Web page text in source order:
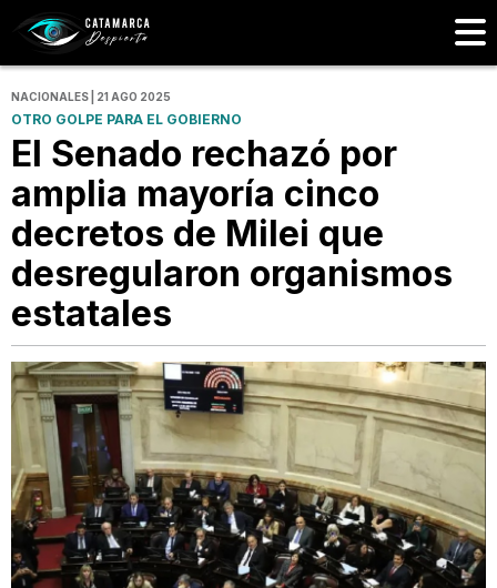
NACIONALES | 21 AGO 2025
OTRO GOLPE PARA EL GOBIERNO
El Senado rechazó por
amplia mayoría cinco
decretos de Milei que
desregularon organismos
estatales